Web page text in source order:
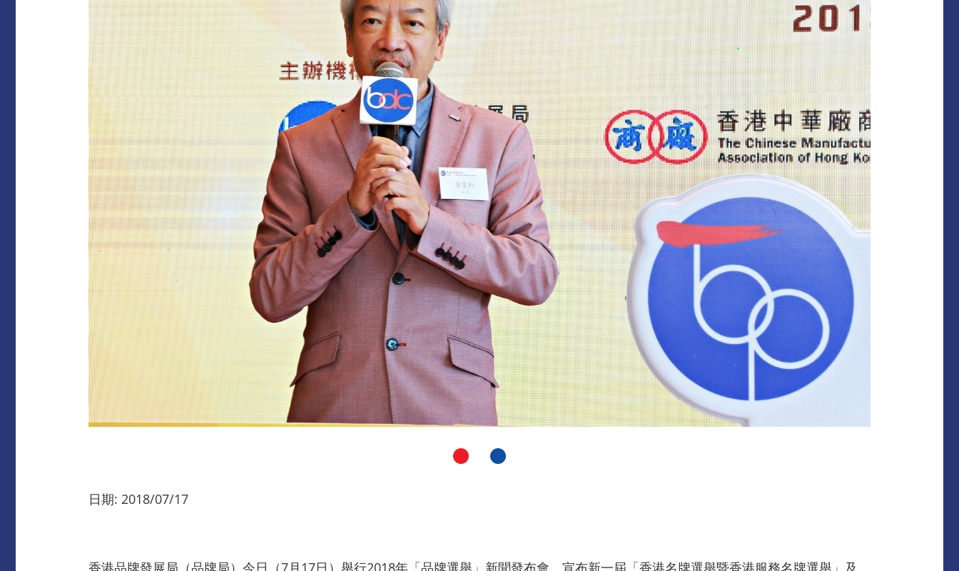
日期: 2018/07/17
香港品牌發展局（品牌局）今日（7月17日）舉行2018年「品牌選舉」新聞發布會，宣布新一屆「香港名牌選舉暨香港服務名牌選舉」及